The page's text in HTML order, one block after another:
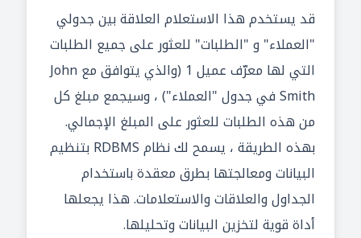
قد يستخدم هذا الاستعلام العلاقة بين جدولي
"العملاء" و "الطلبات" للعثور على جميع الطلبات
التي لها معرّف عميل 1 (والذي يتوافق مع John
Smith في جدول "العملاء") ، وسيجمع مبلغ كل
من هذه الطلبات للعثور على المبلغ الإجمالي.
بهذه الطريقة ، يسمح لك نظام RDBMS بتنظيم
البيانات ومعالجتها بطرق معقدة باستخدام
الجداول والعلاقات والاستعلامات. هذا يجعلها
أداة قوية لتخزين البيانات وتحليلها.